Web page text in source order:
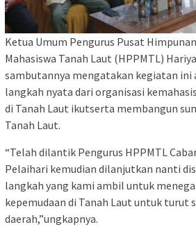
Ketua Umum Pengurus Pusat
Mahasiswa Tanah Laut (HPPMTL)
sambutannya mengatakan kegiatan
langkah nyata dari organisasi
di Tanah Laut ikutserta membangun
Tanah Laut.
“Telah dilantik Pengurus HPPMTL
Pelaihari kemudian dilanjutkan nanti
langkah yang kami ambil untuk
kepemudaan di Tanah Laut untuk turut
daerah,”ungkapnya.